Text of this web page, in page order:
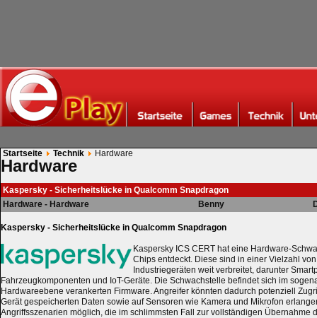
Startseite Technik Hardware
Hardware
Kaspersky - Sicherheitslücke in Qualcomm Snapdragon
Hardware - Hardware
Benny
Kaspersky - Sicherheitslücke in Qualcomm Snapdragon
Kaspersky ICS CERT hat eine Hardware-
Chips entdeckt. Diese sind in einer Vielzahl
Industriegeräten weit verbreitet, darunter
Fahrzeugkomponenten und IoT-Geräte. Die Schwachstelle befindet sich im
Hardwareebene verankerten Firmware. Angreifer könnten dadurch potenziell
Gerät gespeicherten Daten sowie auf Sensoren wie Kamera und Mikrofon
Angriffsszenarien möglich, die im schlimmsten Fall zur vollständigen Übernahme